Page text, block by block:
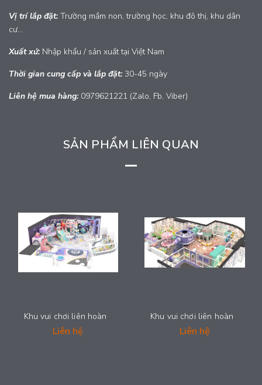
Vị trí lắp đặt:Trường mầm non, trường học, khu đô thị, khu dân
cư...
Xuất xứ:Nhập khẩu / sản xuất tại Việt Nam
Thời gian cung cấp và lắp đặt:30-45 ngày
Liên hệ mua hàng: 0979621221 (Zalo, Fb, Viber)
SẢN PHẨM LIÊN QUAN
Khu vui chơi liên hoàn trong nhà cho trẻ em - CANDY_013
Liên hệ
Khu vui chơi liên hoàn trong nhà cho trẻ em - CANDY_012
Liên hệ